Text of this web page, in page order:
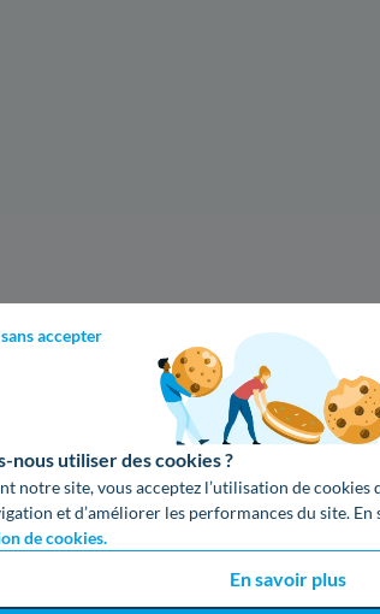
accepter
nous utiliser des cookies ?
notre site, vous acceptez l’utilisation de
et d’améliorer les performances du site.
de cookies.
En savoir plus